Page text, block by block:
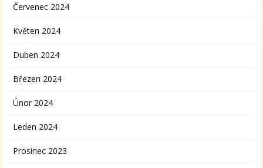
Červenec 2024
Květen 2024
Duben 2024
Březen 2024
Únor 2024
Leden 2024
Prosinec 2023